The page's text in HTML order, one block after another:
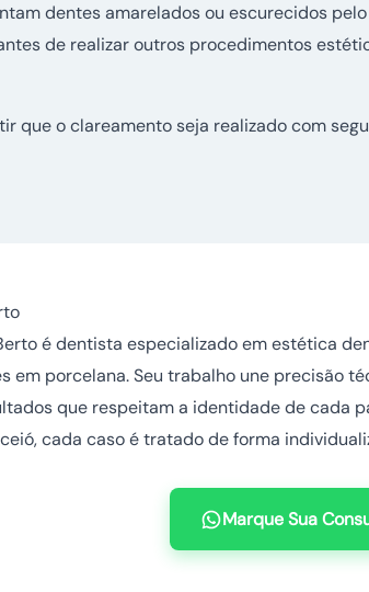
dentes amarelados ou escurecidos
de realizar outros procedimentos
que o clareamento seja realizado com
é dentista especializado em estética
em porcelana. Seu trabalho une precisão
que respeitam a identidade de cada
cada caso é tratado de forma
Marque Sua